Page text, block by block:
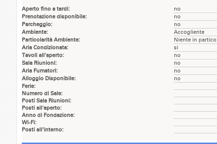
Aperto fino a tardi:
no
Prenotazione disponibile:
no
Parcheggio:
no
Ambiente:
Accogliente
Particolarità Ambiente:
Niente in
Aria Condizionata:
si
Tavoli all'aperto:
no
Sala Riunioni:
no
Aria Fumatori:
no
Alloggio Disponibile:
no
Ferie:
Numero di Sale:
Posti Sala Riunioni:
Posti all'aperto:
Anno di Fondazione:
Wi-Fi:
Posti all'interno: